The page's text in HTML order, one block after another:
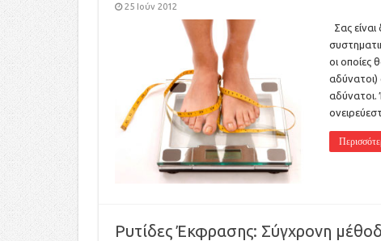
25 Ιούν 2012
Σας
οι οποίες
αδύνατοι)
αδύνατοι.
Ρυτίδες Έκφρασης: Σύγχρονη